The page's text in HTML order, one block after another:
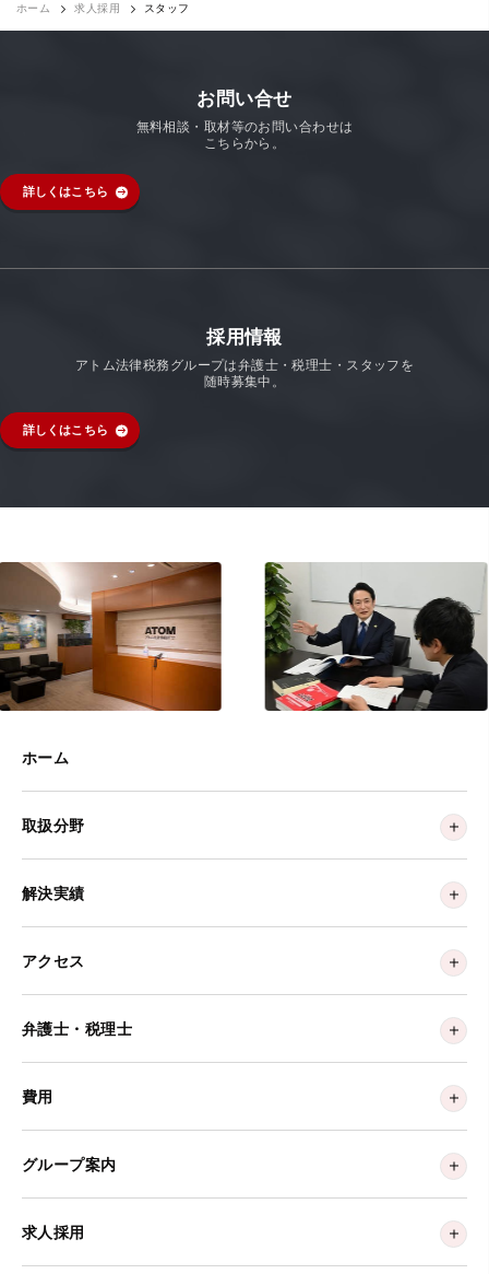
ホーム 求人採用 スタッフ
お問い合せ
無料相談・取材等のお問い合わせは
こちらから。
詳しくはこちら
採用情報
アトム法律税務グループは弁護士・税理士・スタッフを
随時募集中。
詳しくはこちら
ホーム
取扱分野
解決実績
アクセス
弁護士・税理士
費用
グループ案内
求人採用